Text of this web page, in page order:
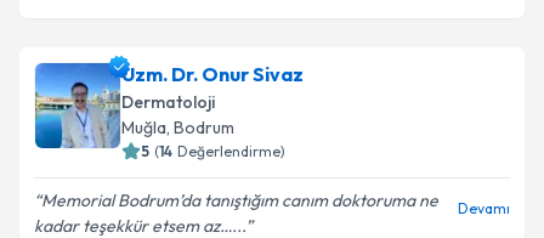
Uzm. Dr. Onur Sivaz
Dermatoloji
Muğla, Bodrum
5 (14 Değerlendirme)
Memorial Bodrum’da tanıştığım canım doktoruma ne
kadar teşekkür etsem az…...
Devamı